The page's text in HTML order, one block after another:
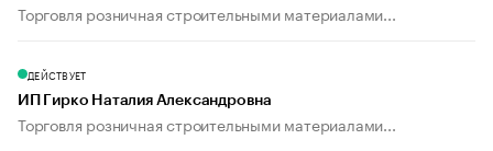
Торговля розничная строительными материалами...
ДЕЙСТВУЕТ
ИП Гирко Наталия Александровна
Торговля розничная строительными материалами...